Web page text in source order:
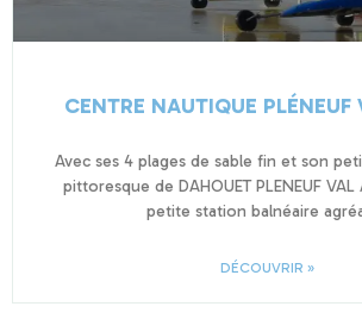
CENTRE NAUTIQUE PLÉNEUF
Avec ses 4 plages de sable fin et son
pittoresque de DAHOUET PLENEUF VAL
petite station balnéaire
DÉCOUVRIR »